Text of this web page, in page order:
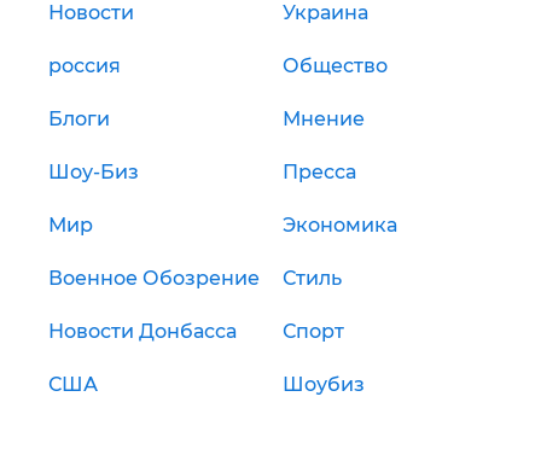
Новости Украина
россия Общество
Блоги Мнение
Шоу-Биз Пресса
Мир Экономика
Военное Обозрение Стиль
Новости Донбасса Спорт
США Шоубиз